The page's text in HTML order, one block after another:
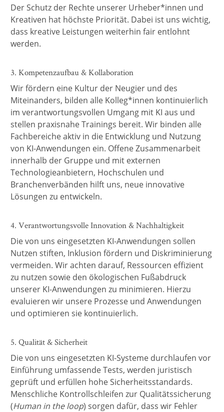
Der Schutz der Rechte unserer Urheber*innen und
Kreativen hat höchste Priorität. Dabei ist uns wichtig,
dass kreative Leistungen weiterhin fair entlohnt
werden.
3. Kompetenzaufbau & Kollaboration
Wir fördern eine Kultur der Neugier und des
Miteinanders, bilden alle Kolleg*innen kontinuierlich
im verantwortungsvollen Umgang mit KI aus und
stellen praxisnahe Trainings bereit. Wir binden alle
Fachbereiche aktiv in die Entwicklung und Nutzung
von KI-Anwendungen ein. Offene Zusammenarbeit
innerhalb der Gruppe und mit externen
Technologieanbietern, Hochschulen und
Branchenverbänden hilft uns, neue innovative
Lösungen zu entwickeln.
4. Verantwortungsvolle Innovation & Nachhaltigkeit
Die von uns eingesetzten KI-Anwendungen sollen
Nutzen stiften, Inklusion fördern und Diskriminierung
vermeiden. Wir achten darauf, Ressourcen effizient
zu nutzen sowie den ökologischen Fußabdruck
unserer KI-Anwendungen zu minimieren. Hierzu
evaluieren wir unsere Prozesse und Anwendungen
und optimieren sie kontinuierlich.
5. Qualität & Sicherheit
Die von uns eingesetzten KI-Systeme durchlaufen vor
Einführung umfassende Tests, werden juristisch
geprüft und erfüllen hohe Sicherheitsstandards.
Menschliche Kontrollschleifen zur Qualitätssicherung
(Human in the loop) sorgen dafür, dass wir Fehler